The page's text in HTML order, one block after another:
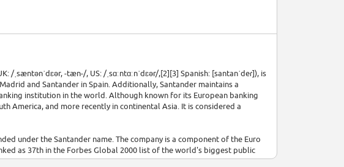
/ˌsæntənˈdɛər, -tæn-/, US: /ˌsɑːntɑːnˈdɛər/,[2][3] Spanish: [santanˈdeɾ]), is
and Santander in Spain. Additionally, Santander maintains a
institution in the world. Although known for its European banking
America, and more recently in continental Asia. It is considered a
under the Santander name. The company is a component of the Euro
as 37th in the Forbes Global 2000 list of the world's biggest public